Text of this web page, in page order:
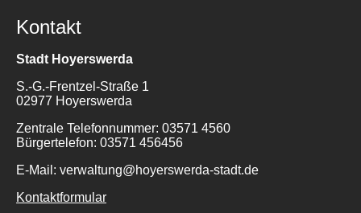
Kontakt
Stadt Hoyerswerda
S.-G.-Frentzel-Straße 1
02977 Hoyerswerda
Zentrale Telefonnummer: 03571 4560
Bürgertelefon: 03571 456456
E-Mail: verwaltung@hoyerswerda-stadt.de
Kontaktformular